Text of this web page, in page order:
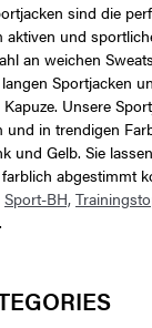
sind die
aktiven und
an weichen
Sportjacken
Unsere
in trendigen
und Gelb. Sie
abgestimmt
Sport-BH,